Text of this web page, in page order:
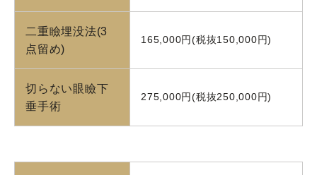
二重瞼埋没法(3
点留め)
165,000円(税抜150,000円)
切らない眼瞼下
垂手術
275,000円(税抜250,000円)